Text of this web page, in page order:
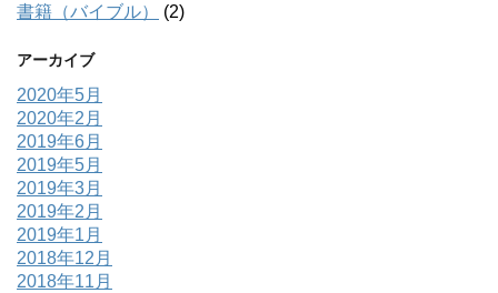
書籍（バイブル）
(2)
アーカイブ
2020年5月
2020年2月
2019年6月
2019年5月
2019年3月
2019年2月
2019年1月
2018年12月
2018年11月